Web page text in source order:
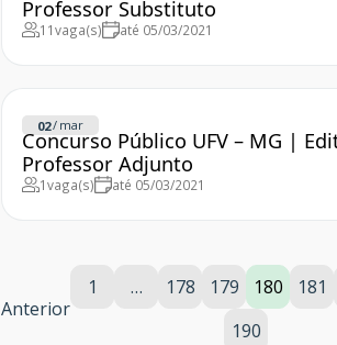
Professor Substituto
11vaga(s) até 05/03/2021
02/ mar
Concurso Público UFV – MG |
Professor Adjunto
1vaga(s) até 05/03/2021
Anterior
1 … 178 179 180 181
190